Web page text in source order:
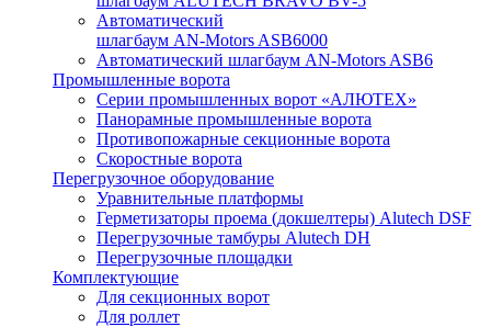
Автоматический
шлагбаум AN-Motors ASB6000
Автоматический шлагбаум AN-Motors ASB6
Промышленные ворота
Серии промышленных ворот «АЛЮТЕХ»
Панорамные промышленные ворота
Противопожарные секционные ворота
Скоростные ворота
Перегрузочное оборудование
Уравнительные платформы
Герметизаторы проема (докшелтеры) Alutech DSF
Перегрузочные тамбуры Alutech DH
Перегрузочные площадки
Комплектующие
Для секционных ворот
Для роллет